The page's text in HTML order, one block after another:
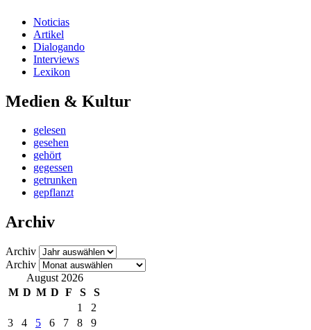
Noticias
Artikel
Dialogando
Interviews
Lexikon
Medien & Kultur
gelesen
gesehen
gehört
gegessen
getrunken
gepflanzt
Archiv
Archiv
Archiv
August 2026
M D M D F S
S
1
2
3
4 5 6 7 8
9